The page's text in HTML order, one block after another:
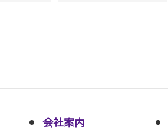
会社案内